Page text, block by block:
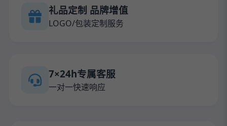
礼品定制 品牌增值
LOGO/包装定制服务
7×24h专属客服
一对一快速响应